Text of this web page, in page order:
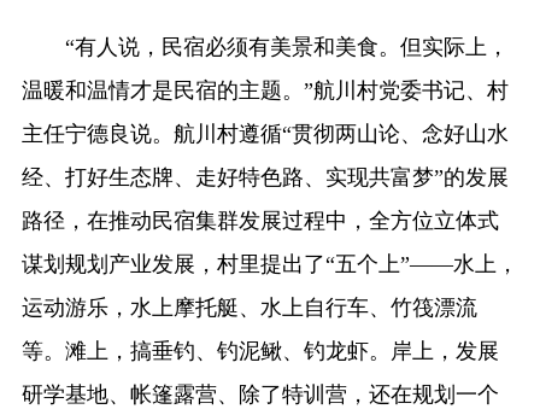
“有人说，民宿必须有美景和美食。但实际上，
温暖和温情才是民宿的主题。”航川村党委书记、村
主任宁德良说。航川村遵循“贯彻两山论、念好山水
经、打好生态牌、走好特色路、实现共富梦”的发展
路径，在推动民宿集群发展过程中，全方位立体式
谋划规划产业发展，村里提出了“五个上”——水上，
运动游乐，水上摩托艇、水上自行车、竹筏漂流
等。滩上，搞垂钓、钓泥鳅、钓龙虾。岸上，发展
研学基地、帐篷露营、除了特训营，还在规划一个